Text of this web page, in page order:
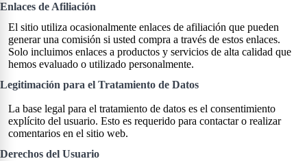
Enlaces de Afiliación
El sitio utiliza ocasionalmente enlaces de afiliación que pueden
generar una comisión si usted compra a través de estos enlaces.
Solo incluimos enlaces a productos y servicios de alta calidad que
hemos evaluado o utilizado personalmente.
Legitimación para el Tratamiento de Datos
La base legal para el tratamiento de datos es el consentimiento
explícito del usuario. Esto es requerido para contactar o realizar
comentarios en el sitio web.
Derechos del Usuario